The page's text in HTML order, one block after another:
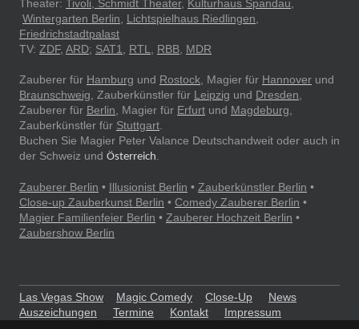
Theater: Tivoli, Schmidt Theater, Kulturhaus Spandau
Wintergarten Berlin
Lichtspielhaus Riedlingen
Friedrichstadtpalast
TV: ZDF, ARD; SAT1 RTL RBB MDR
Zauberer für Hamburg und Rostock , Magier für Hannover und
Braunschweig , Zauberkünstler für Leipzig und Dresden
Zauberer für Berlin , Magier für Erfurt und Magdeburg
Zauberkünstler für Stuttgart
Buchen Sie Magier Peter Valance Deutschandweit oder auch in
der Schweiz und Österreich
Zauberer Berlin • Illusionist Berlin • Zauberkünstler Berlin •
Close-up Zauberkunst Berlin • Comedy Zauberer Berlin •
Magier Familienfeier Berlin • Zauberer Hochzeit Berlin •
Zaubershow Berlin
Las Vegas Show Magic Comedy Close-Up
News
Auszeichungen
Termine Kontakt Impressum